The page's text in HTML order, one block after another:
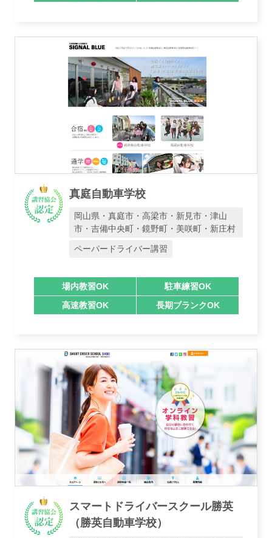
真庭自動車学校
岡山県・真庭市・高梁市・新見市・津山
市・吉備中央町・鏡野町・美咲町・新庄村
ペーパードライバー講習
場内教習OK
駐車練習OK
高速教習OK
長期ブランクOK
スマートドライバースクール勝英
（勝英自動車学校）